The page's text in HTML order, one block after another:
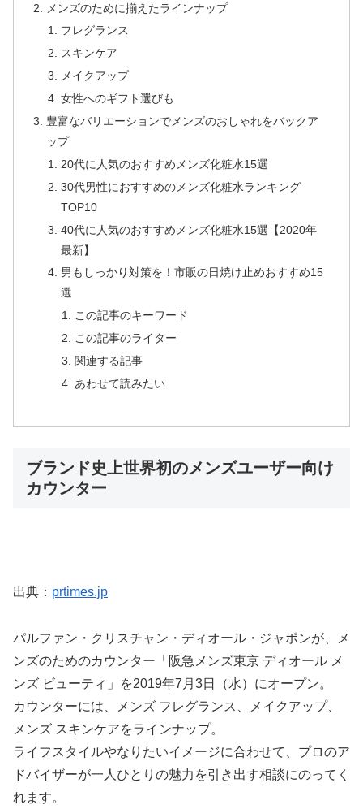
メンズのために揃えたラインナップ
フレグランス
スキンケア
メイクアップ
女性へのギフト選びも
豊富なバリエーションでメンズのおしゃれをバックア
ップ
20代に人気のおすすめメンズ化粧水15選
30代男性におすすめのメンズ化粧水ランキング
TOP10
40代に人気のおすすめメンズ化粧水15選【2020年
最新】
男もしっかり対策を！市販の日焼け止めおすすめ15
選
この記事のキーワード
この記事のライター
関連する記事
あわせて読みたい
ブランド史上世界初のメンズユーザー向け
カウンター
出典： prtimes.jp
パルファン・クリスチャン・ディオール・ジャポンが、メ
ンズのためのカウンター「阪急メンズ東京 ディオール メ
ンズ ビューティ」を2019年7月3日（水）にオープン。
カウンターには、メンズ フレグランス、メイクアップ、
メンズ スキンケアをラインナップ。
ライフスタイルやなりたいイメージに合わせて、プロのア
ドバイザーが一人ひとりの魅力を引き出す相談にのってく
れます。